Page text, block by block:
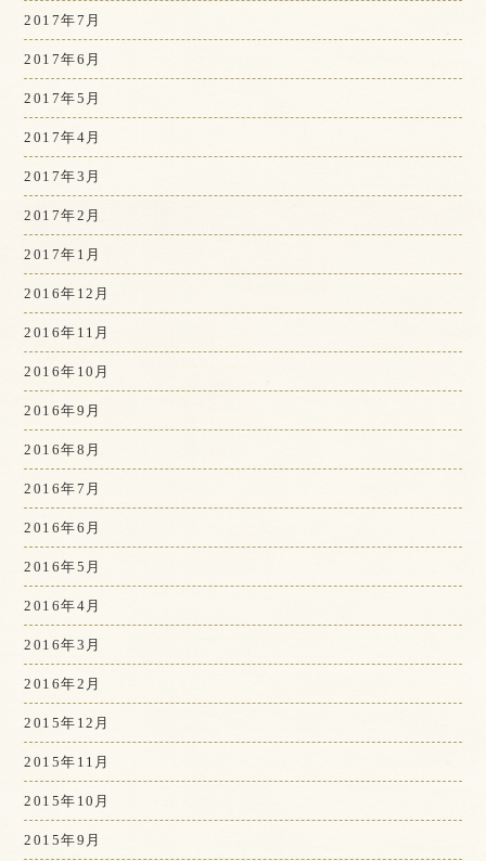
2017年7月
2017年6月
2017年5月
2017年4月
2017年3月
2017年2月
2017年1月
2016年12月
2016年11月
2016年10月
2016年9月
2016年8月
2016年7月
2016年6月
2016年5月
2016年4月
2016年3月
2016年2月
2015年12月
2015年11月
2015年10月
2015年9月